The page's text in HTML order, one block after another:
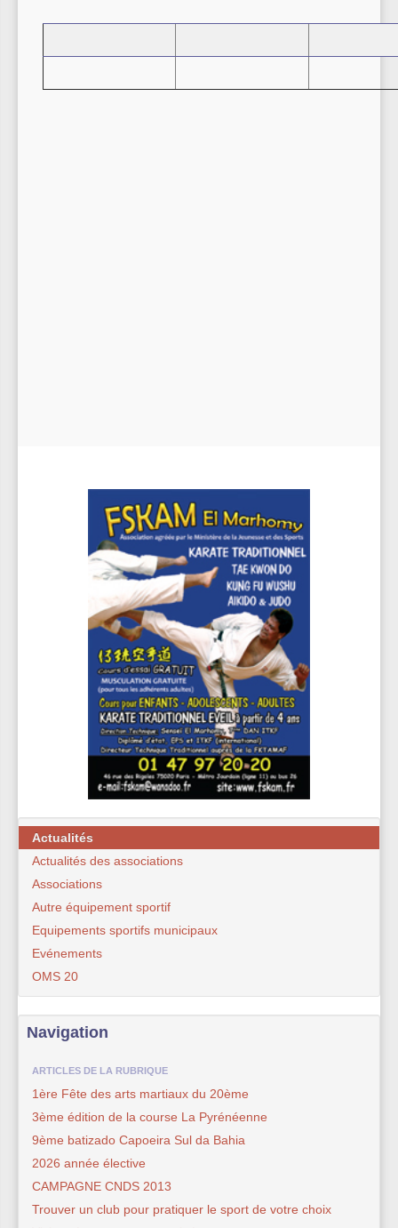
Actualités
Actualités des associations
Associations
Autre équipement sportif
Equipements sportifs municipaux
Evénements
OMS 20
Navigation
ARTICLES DE LA RUBRIQUE
1ère Fête des arts martiaux du 20ème
3ème édition de la course La Pyrénéenne
9ème batizado Capoeira Sul da Bahia
2026 année élective
CAMPAGNE CNDS 2013
Trouver un club pour pratiquer le sport de votre choix